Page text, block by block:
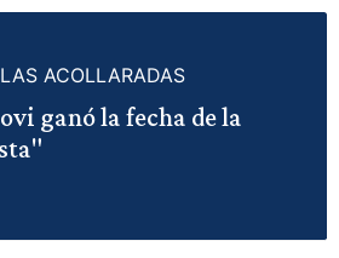
ACOLLARADAS
ganó la fecha de la